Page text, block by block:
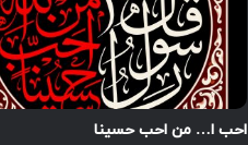
احب ا… من احب حسینا